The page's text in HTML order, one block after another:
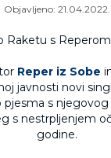
Objavljeno: 21.04.2022.
Reper iz Sobe
javnosti novi
pjesma s
s nestrpljenjem
godine.